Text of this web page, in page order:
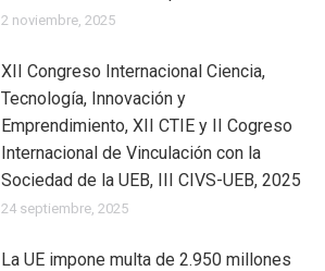
2 noviembre, 2025
XII Congreso Internacional Ciencia,
Tecnología, Innovación y
Emprendimiento, XII CTIE y II Cogreso
Internacional de Vinculación con la
Sociedad de la UEB, III CIVS-UEB, 2025
24 septiembre, 2025
La UE impone multa de 2.950 millones